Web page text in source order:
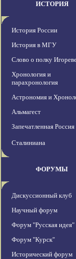
ИСТОРИЯ
История России
История в МГУ
Слово о полку
Хронология и
парахронология
Астрономия и
Альмагест
Запечатленная Россия
Сталиниана
ФОРУМЫ
Дискуссионный клуб
Научный форум
Форум "Русская идея"
Форум "Курск"
Исторический форум